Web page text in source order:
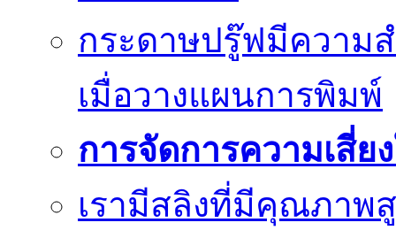
กระดาษปรู๊ฟมีความ
เมื่อวางแผนการพิมพ์
การจัดการความเสี่
เรามีสลิงที่มีคุณภาพ